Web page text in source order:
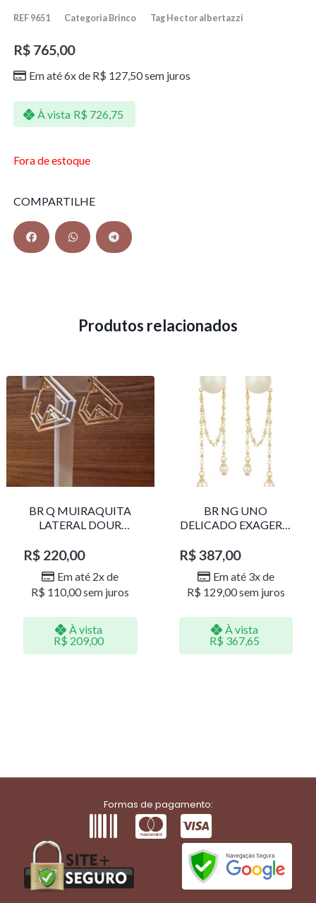
REF 9651 Categoria Brinco Tag Hector albertazzi
R$765,00
Em até 6x de R$ 127,50sem juros
À vista R$ 726,75
Fora de estoque
COMPARTILHE
Produtos relacionados
BR Q MUIRAQUITA
LATERAL DOUR
R$ 220,00
Em até 2x de
R$ 110,00sem juros
À vista
R$ 209,00
BR NG UNO
DELICADO EXAGERO
R$387,00
Em até 3x de
R$ 129,00sem juros
À vista
R$ 367,65
Formas de pagamento: